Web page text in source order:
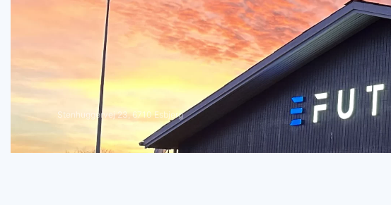
Stenhuggervej 23, 6710 Esbjerg